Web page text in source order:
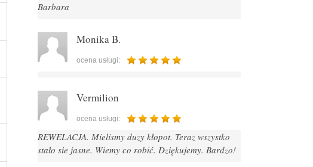
Barbara
Monika B.
ocena usługi:
Vermilion
ocena usługi:
REWELACJA. Mielismy duzy kłopot. Teraz wszystko
stało sie jasne. Wiemy co robić. Dziękujemy. Bardzo!